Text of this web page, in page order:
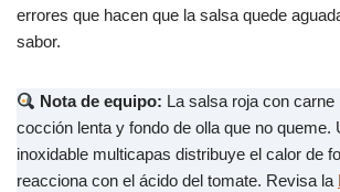
errores que hacen que la salsa quede
sabor.
Nota de equipo: La salsa roja con
cocción lenta y fondo de olla que no queme.
inoxidable multicapas distribuye el calor de
reacciona con el ácido del tomate. Revisa la